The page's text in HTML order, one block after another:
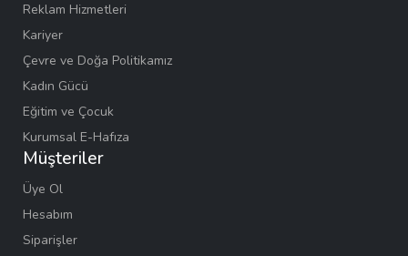
Reklam Hizmetleri
Kariyer
Çevre ve Doğa Politikamız
Kadın Gücü
Eğitim ve Çocuk
Kurumsal E-Hafıza
Müşteriler
Üye Ol
Hesabım
Siparişler